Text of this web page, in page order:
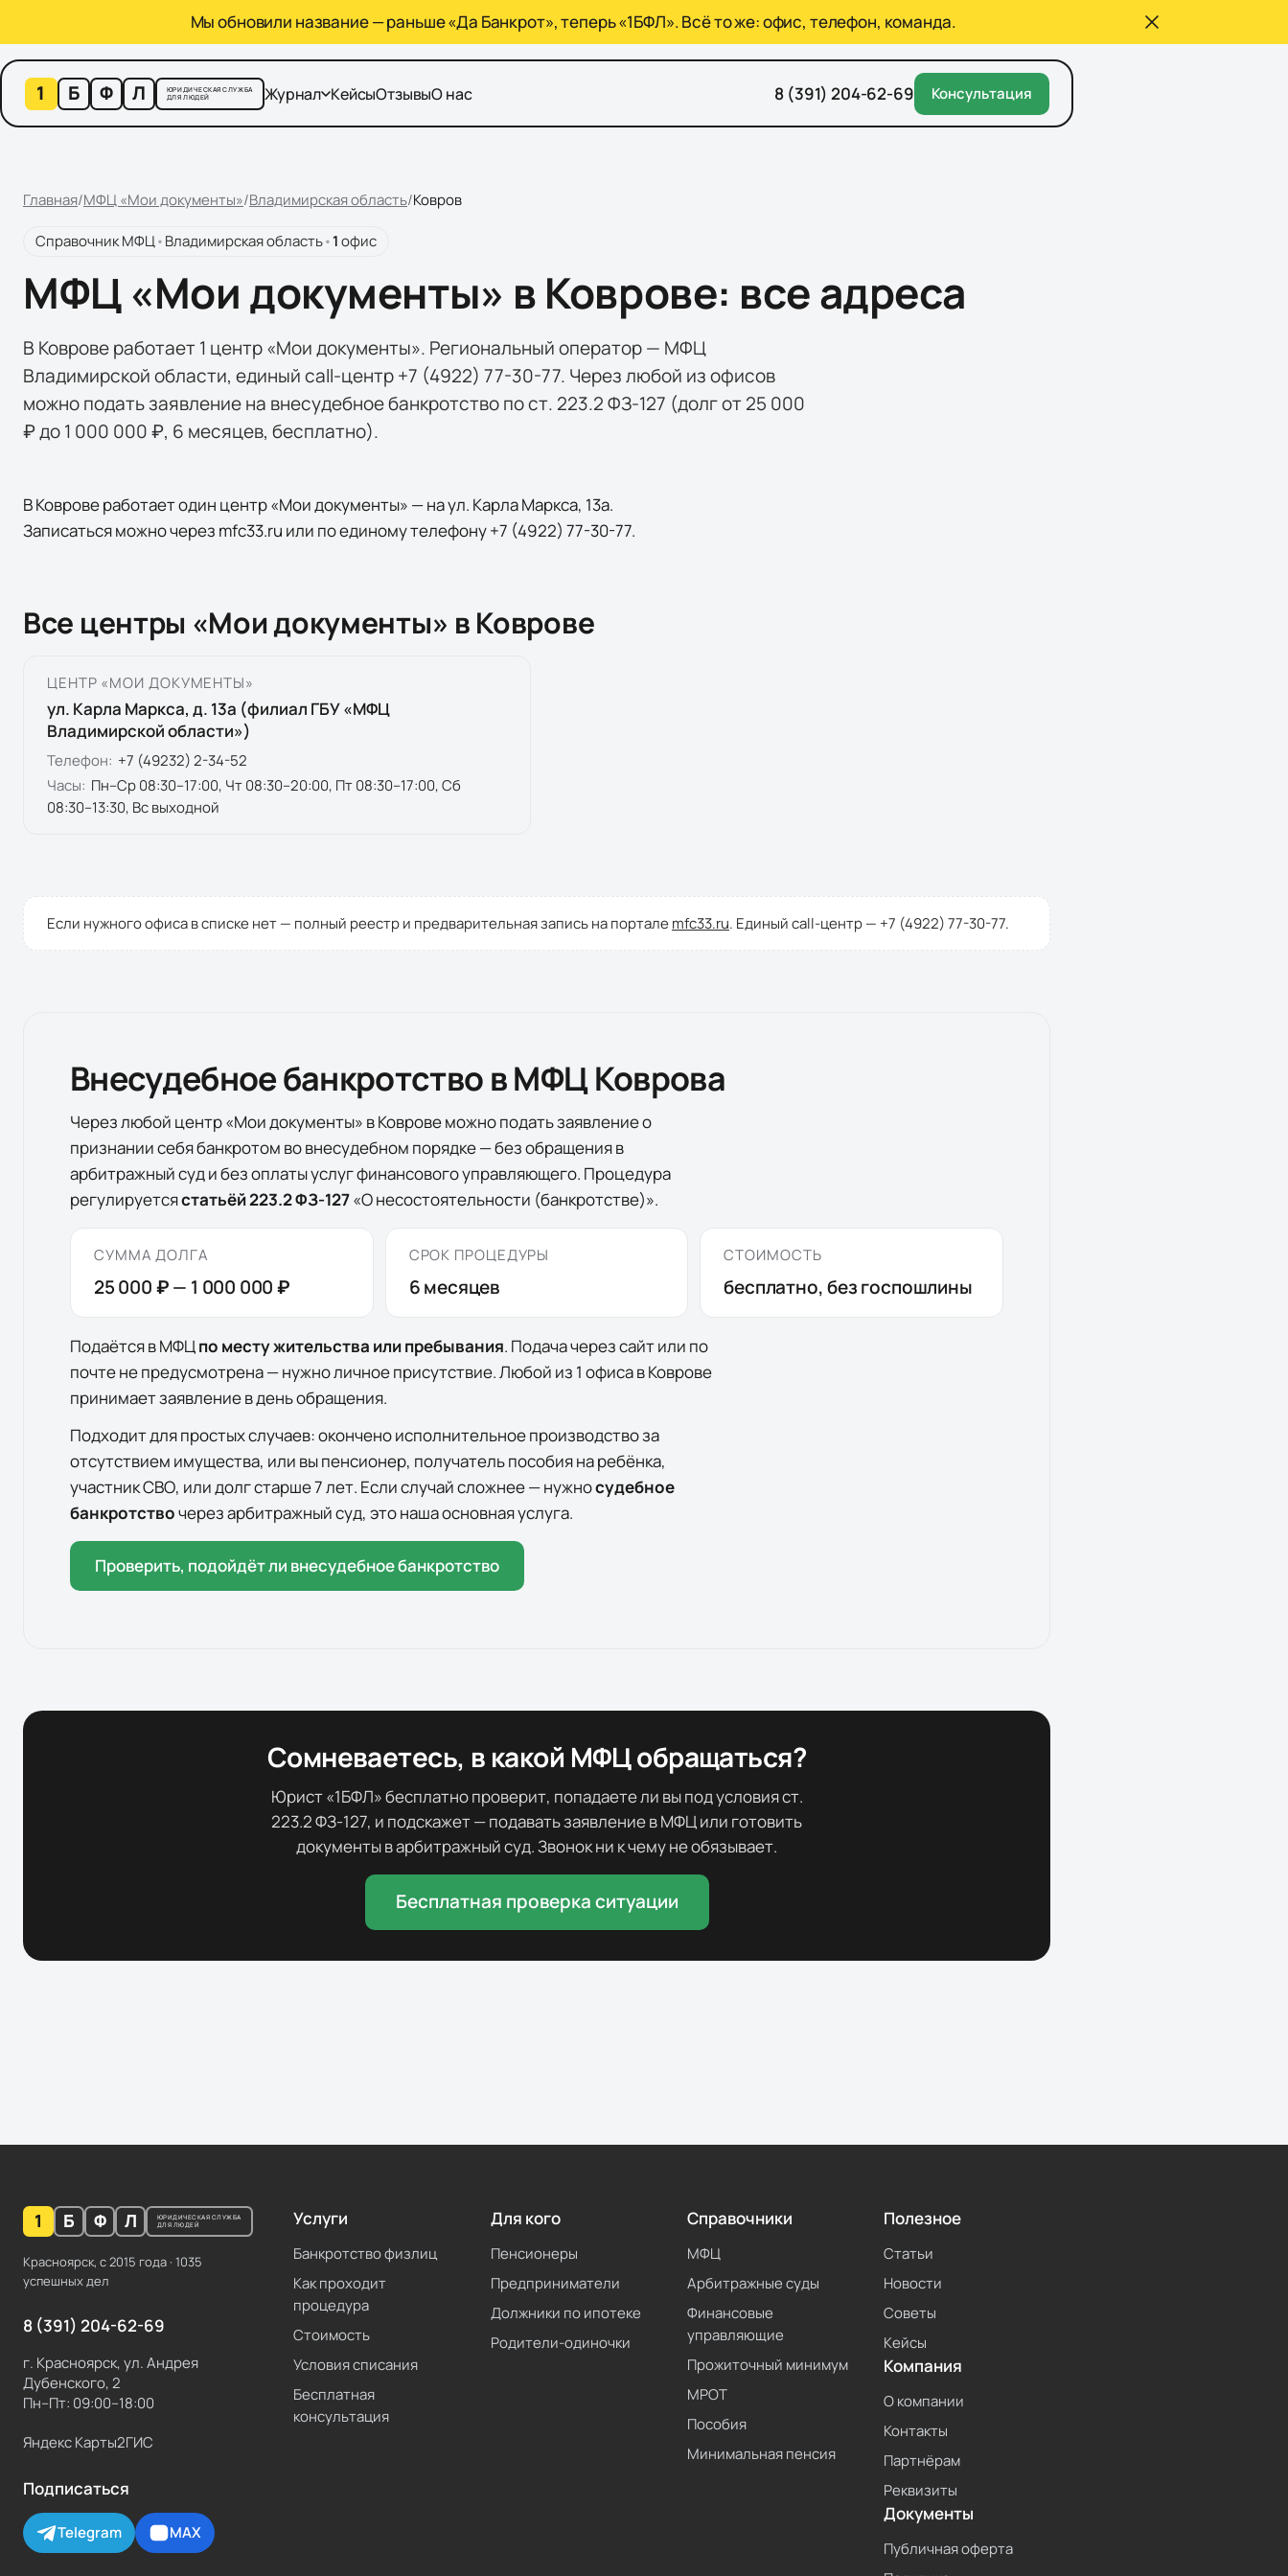
Мы обновили название — раньше «Да Банкрот», теперь «1БФЛ». Всё то же: офис, телефон, команда.
1 Б Ф Л
ЮРИДИЧЕСКАЯ СЛУЖБА
ДЛЯ ЛЮДЕЙ
Журнал КейсыОтзывыО нас 8 (391) 204-62-69 Консультация
Главная/МФЦ «Мои документы»/Владимирская область/Ковров
Справочник МФЦ•Владимирская область•1офис
МФЦ «Мои документы» в Коврове: все адреса
В Коврове работает 1 центр «Мои документы». Региональный оператор — МФЦ
Владимирской области, единый call-центр +7 (4922) 77-30-77. Через любой из офисов
можно подать заявление на внесудебное банкротство по ст. 223.2 ФЗ-127 (долг от 25 000
₽ до 1 000 000 ₽, 6 месяцев, бесплатно).
В Коврове работает один центр «Мои документы» — на ул. Карла Маркса, 13а.
Записаться можно через mfc33.ru или по единому телефону +7 (4922) 77-30-77.
Все центры «Мои документы» в Коврове
ЦЕНТР «МОИ ДОКУМЕНТЫ»
ул. Карла Маркса, д. 13а (филиал ГБУ «МФЦ
Владимирской области»)
Телефон: +7 (49232) 2-34-52
Часы: Пн–Ср 08:30–17:00, Чт 08:30–20:00, Пт 08:30–17:00, Сб
08:30–13:30, Вс выходной
Если нужного офиса в списке нет — полный реестр и предварительная запись на портале mfc33.ru. Единый call-центр — +7 (4922) 77-30-77.
Внесудебное банкротство в МФЦКоврова
Через любой центр «Мои документы» вКовровеможно подать заявление о
признании себя банкротом во внесудебном порядке — без обращения в
арбитражный суд и без оплаты услуг финансового управляющего. Процедура
регулируетсястатьёй 223.2 ФЗ-127«О несостоятельности (банкротстве)».
СУММА ДОЛГА
25 000 ₽— 1 000 000 ₽
СРОК ПРОЦЕДУРЫ
6месяцев
СТОИМОСТЬ
бесплатно, без госпошлины
Подаётся в МФЦпо месту жительства или пребывания. Подача через сайт или по
почте не предусмотрена — нужно личное присутствие. Любой из 1 офисавКоврове
принимает заявление в день обращения.
Подходит для простых случаев: окончено исполнительное производство за
отсутствием имущества, или вы пенсионер, получатель пособия на ребёнка,
участник СВО, или долг старше 7 лет. Если случай сложнее — нужносудебное
банкротствочерез арбитражный суд, это наша основная услуга.
Проверить, подойдёт ли внесудебное банкротство
Сомневаетесь, в какой МФЦ обращаться?
Юрист «1БФЛ» бесплатно проверит, попадаете ли вы под условия ст.
223.2 ФЗ-127, и подскажет — подавать заявление в МФЦ или готовить
документы в арбитражный суд. Звонок ни к чему не обязывает.
Бесплатная проверка ситуации
1 Б Ф Л
ЮРИДИЧЕСКАЯ СЛУЖБА
ДЛЯ ЛЮДЕЙ
Красноярск, с 2015 года · 1035
успешных дел
8 (391) 204-62-69
г. Красноярск, ул. Андрея
Дубенского, 2
Пн–Пт: 09:00–18:00
Яндекс Карты2ГИС
Подписаться
Telegram MAX
Услуги
Банкротство физлиц
Как проходит
процедура
Стоимость
Условия списания
Бесплатная
консультация
Для кого
Пенсионеры
Предприниматели
Должники по ипотеке
Родители-одиночки
Справочники
МФЦ
Арбитражные суды
Финансовые
управляющие
Прожиточный минимум
МРОТ
Пособия
Минимальная пенсия
Полезное
Статьи
Новости
Советы
Кейсы
Компания
О компании
Контакты
Партнёрам
Реквизиты
Документы
Публичная оферта